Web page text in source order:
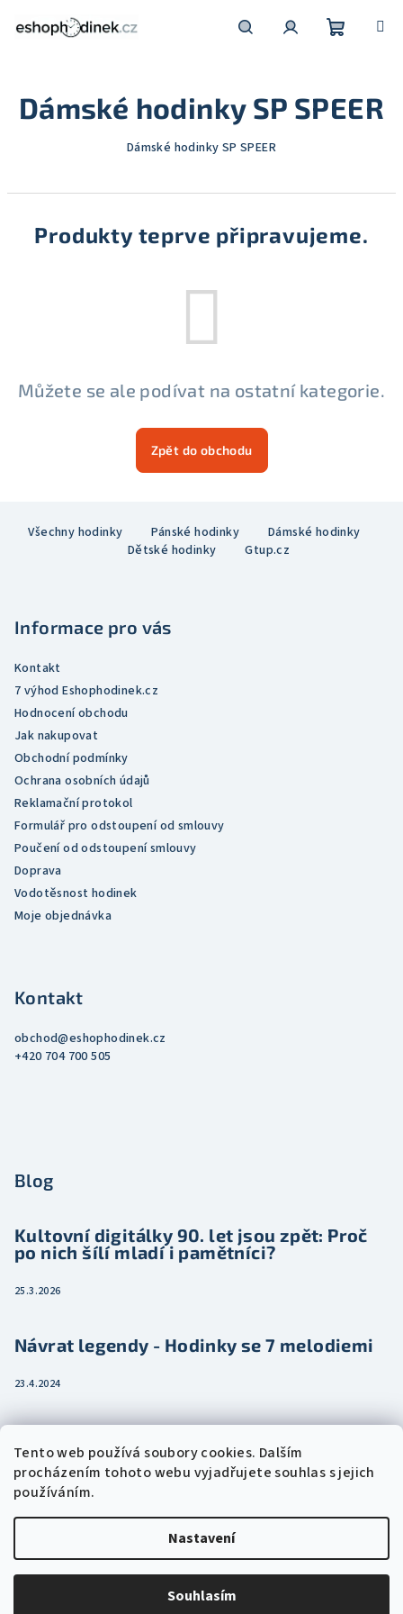
Tento web používá soubory cookies. Dalším
procházením tohoto webu vyjadřujete souhlas s jejich
používáním.
Nastavení
Souhlasím
košík
Dámské hodinky SP SPEER
Dámské hodinky SP SPEER
Produkty teprve připravujeme.
Můžete se ale podívat na ostatní kategorie.
Zpět do obchodu
Všechny hodinky Pánské hodinky
Dámské hodinky
Dětské hodinky
Gtup.cz
Informace pro vás
Kontakt
7 výhod Eshophodinek.cz
Hodnocení obchodu
Jak nakupovat
Obchodní podmínky
Ochrana osobních údajů
Reklamační protokol
Formulář pro odstoupení od smlouvy
Poučení od odstoupení smlouvy
Doprava
Vodotěsnost hodinek
Moje objednávka
Kontakt
obchod@eshophodinek.cz
+420 704 700 505
Blog
Kultovní digitálky 90. let jsou zpět: Proč
po nich šílí mladí i pamětníci?
25.3.2026
Návrat legendy - Hodinky se 7 melodiemi
23.4.2024
jako dárek
15.2.2024